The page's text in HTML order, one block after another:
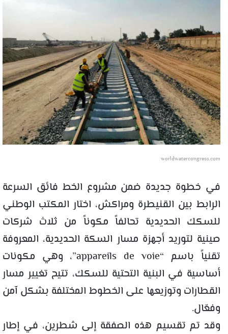
worldwatercongress.com
في خطوة جديدة ضمن مشروع الخط فائق السرعة
الرابط بين القنيطرة ومراكش، اختار المكتب الوطني
للسكك الحديدية تحالفاً مكوناً من ثلاث شركات
صينية لتوريد أجهزة مسار السكة الحديدية، المعروفة
تقنياً باسم “appareils de voie”، وهي مكونات
أساسية في البنية التحتية للسكك، تتيح تغيير مسار
القطارات وتوزيعها على الخطوط المختلفة بشكل آمن
وفعّال.
وقد تم تقسيم هذه الصفقة إلى شطرين، في إطار